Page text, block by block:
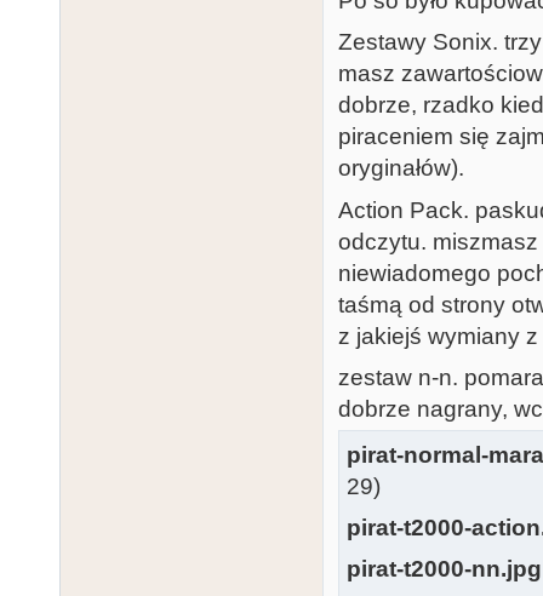
Zestawy Sonix.
masz
dobrze, rzadko
piraceniem się
oryginałów).
Action Pack.
odczytu.
niewiadomego
taśmą od strony
z jakiejś wymiany
zestaw n-n.
dobrze nagrany,
pirat-normal-
29)
pirat-t2000-
pirat-t2000-nn.jpg